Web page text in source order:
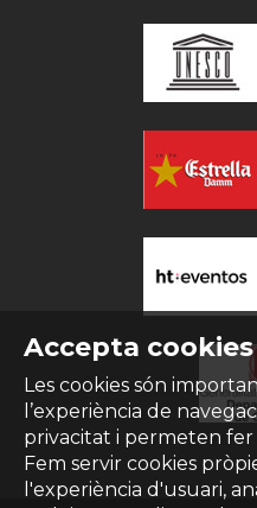
Accepta cookies
Les cookies són
l’experiència de
privacitat i permeten fer
Fem servir cookies
l'experiència d'usuari,